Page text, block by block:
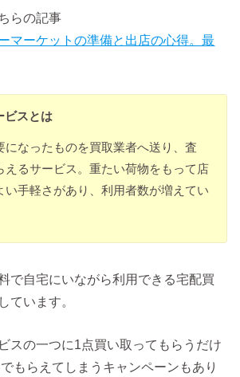
らの記事
マーケットの準備と出店の心得。最
ビスとは
になったものを買取業者へ送り、査
えるサービス。重たい荷物をもって店
い手軽さがあり、利用者数が増えてい
で自宅にいながら利用できる宅配買
ています。
スの一つに1点買い取ってもらうだけ
もらえてしまうキャンペーンもあり